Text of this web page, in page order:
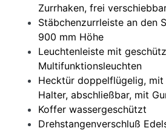
Zurrhaken, frei
Stäbchenzurrleiste an den
900 mm Höhe
Leuchtenleiste mit
Multifunktionsleuchten
Hecktür doppelflügelig,
Halter, abschließbar, mit
Koffer wassergeschützt
Drehstangenverschluß